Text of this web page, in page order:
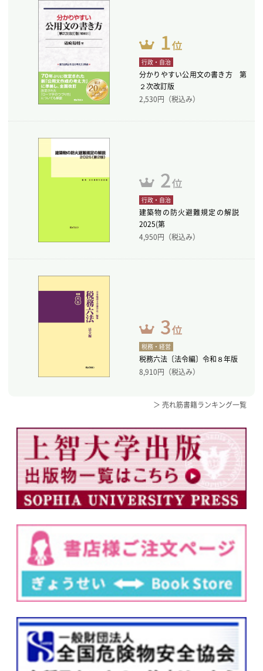
行政・自治
分かりやすい公用文の書き方 第
２次改訂版
2,530円（税込み）
行政・自治
建築物の防火避難規定の解説
2025(第
4,950円（税込み）
税務・経営
税務六法〔法令編〕令和８年版
8,910円（税込み）
＞ 売れ筋書籍ランキング一覧